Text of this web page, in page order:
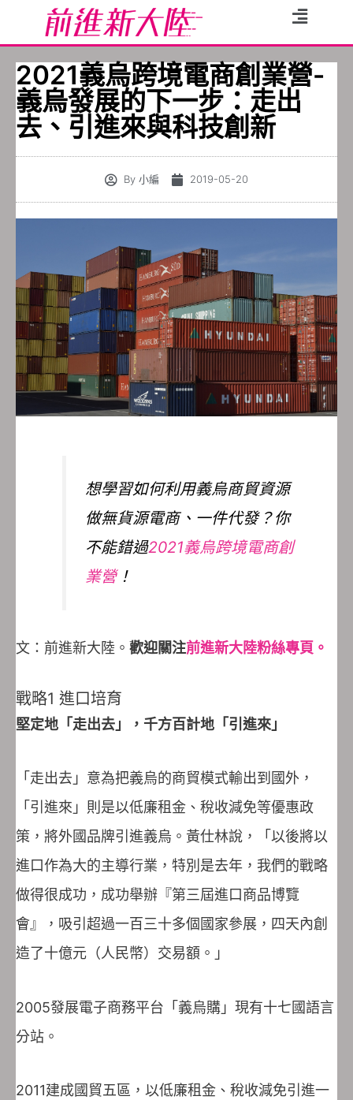
2021義烏跨境電商創業營-
義烏發展的下一步：走出
去、引進來與科技創新
By 小編 2019-05-20
想學習如何利用義烏商貿資源
做無貨源電商、一件代發？你
不能錯過2021義烏跨境電商創
業營！
文：前進新大陸。 歡迎關注前進新大陸粉絲專頁。
戰略1 進口培育
堅定地「走出去」，千方百計地「引進來」
「走出去」意為把義烏的商貿模式輸出到國外，
「引進來」則是以低廉租金、稅收減免等優惠政
策，將外國品牌引進義烏。黃仕林說，「以後將以
進口作為大的主導行業，特別是去年，我們的戰略
做得很成功，成功舉辦『第三屆進口商品博覽
會』，吸引超過一百三十多個國家參展，四天內創
造了十億元（人民幣）交易額。」
2005發展電子商務平台「義烏購」現有十七國語言
分站。
2011建成國貿五區，以低廉租金、稅收減免引進一